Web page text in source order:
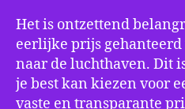
Het is ontzettend
eerlijke prijs
naar de luchthaven. Dit
je best kan kiezen voor
vaste en transparante